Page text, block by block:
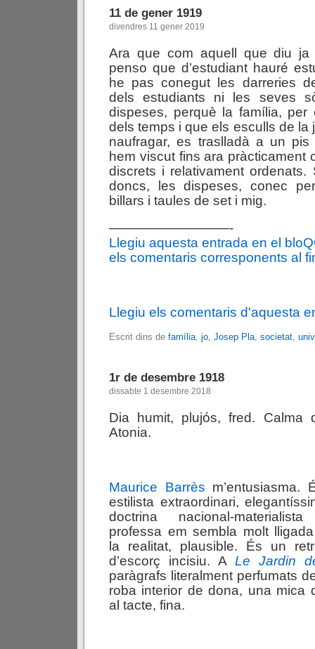
11 de gener 1919
divendres 11 gener 2019
Ara que com aquell que diu ja
penso que d’estudiant hauré
he pas conegut les darreries
dels estudiants ni les seves
dispeses, perquè la família, per
dels temps i que els esculls de la
naufragar, es traslladà a un
hem viscut fins ara pràcticament
discrets i relativament
doncs, les dispeses, conec
billars i taules de set i mig.
—————————-
Llegiu aquesta entrada en el
els comentaris corresponents al
Llegiu els comentaris d'aquesta
Escrit dins de família jo, Josep Pla societat
1r de desembre 1918
dissabte 1 desembre 2018
Dia humit, plujós, fred. Calma
Atonia.
Maurice Barrès m’entusiasma.
estilista extraordinari,
doctrina nacional-
professa em sembla molt
la realitat, plausible. És un
d’escorç incisiu. A Le Jardin
paràgrafs literalment perfumats
roba interior de dona, una mica
al tacte, fina.